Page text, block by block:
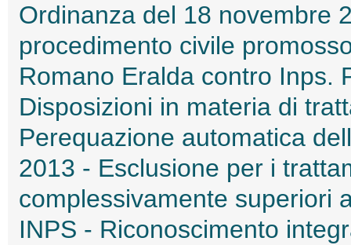
Ordinanza del 18 novembre
procedimento civile
Romano Eralda contro Inps.
Disposizioni in materia di
Perequazione automatica
2013 - Esclusione per i
complessivamente superiori
INPS - Riconoscimento